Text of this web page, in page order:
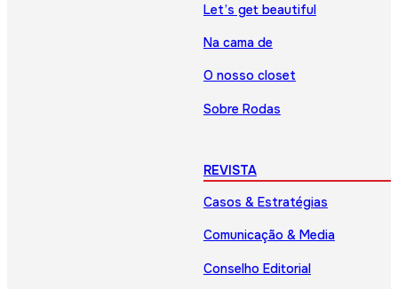
Let’s get beautiful
Na cama de
O nosso closet
Sobre Rodas
REVISTA
Casos & Estratégias
Comunicação & Media
Conselho Editorial